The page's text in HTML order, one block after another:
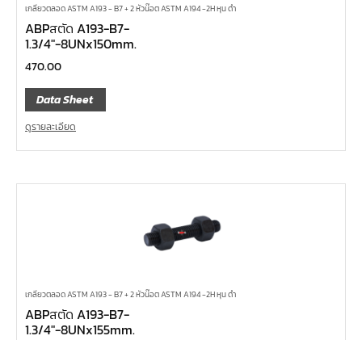
เกลียวตลอด ASTM A193 - B7 + 2 หัวน๊อต ASTM A194 -2H หุน ดำ
ABPสตัด A193-B7-
1.3/4″-8UNx150mm.
470.00
Data Sheet
ดูรายละเอียด
เกลียวตลอด ASTM A193 - B7 + 2 หัวน๊อต ASTM A194 -2H หุน ดำ
ABPสตัด A193-B7-
1.3/4″-8UNx155mm.